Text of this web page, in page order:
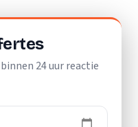
24 uur reactie